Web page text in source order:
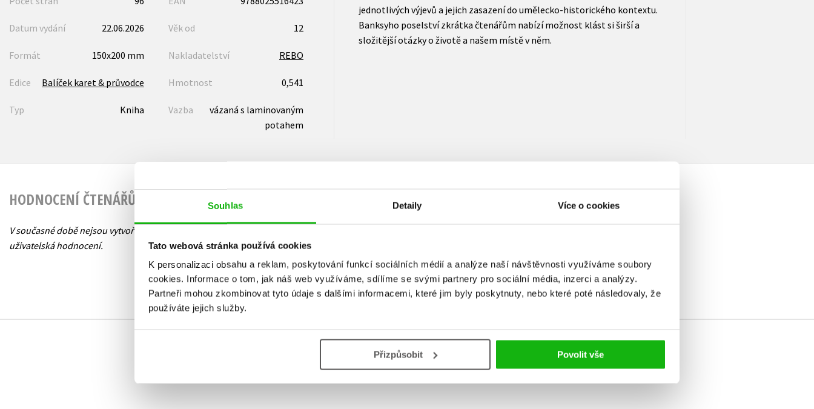
Souhlas Detaily Více o cookies
Tato webová stránka používá cookies
K personalizaci obsahu a reklam, poskytování funkcí sociálních médií a analýze naší návštěvnosti využíváme soubory
cookies. Informace o tom, jak náš web využíváme, sdílíme se svými partnery pro sociální média, inzerci a analýzy.
Partneři mohou zkombinovat tyto údaje s dalšími informacemi, které jim byly poskytnuty, nebo které poté následovaly, že
používáte jejich služby.
Přizpůsobit Povolit vše
Datum vydání 22.06.2026 Věk od 12
Formát 150x200 mm Nakladatelství REBO
Edice Balíček karet & průvodce Hmotnost 0,541
Typ Kniha Vazba
vázaná s laminovaným
potahem
jednotlivých výjevů a jejich zasazení do umělecko-historického kontextu.
Banksyho poselství zkrátka čtenářům nabízí možnost klást si širší a
složitější otázky o životě a našem místě v něm.
HODNOCENÍ ČTENÁŘŮ
V současné době nejsou vytvořena žádná
uživatelská hodnocení.
Uživatelskou recenzi mohou vkládat pouze registrovaní uživatelé
Přihlásit
MOHLO BY VÁS TAKÉ ZAJÍMAT